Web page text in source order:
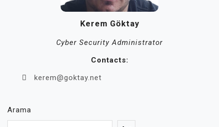
Kerem Göktay
Cyber Security Administrator
Contacts:
kerem@goktay.net
Arama